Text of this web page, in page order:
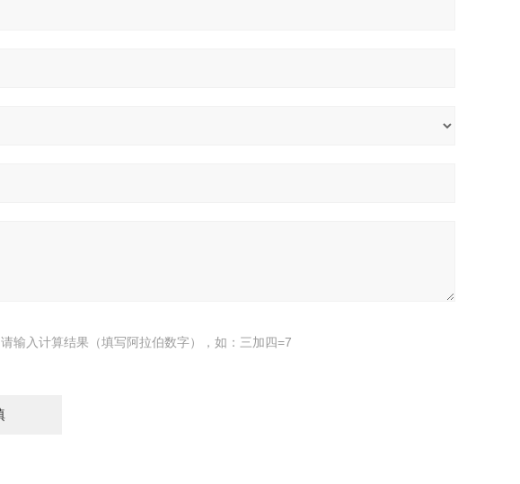
请输入计算结果（填写阿拉伯数字），如：三加四=7